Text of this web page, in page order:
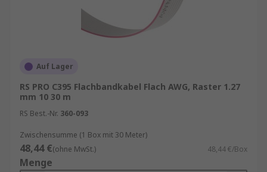
Auf Lager
RS PRO C395 Flachbandkabel Flach AWG, Raster 1.27
mm 10 30 m
RS Best.-Nr. 360-093
Zwischensumme (1 Box mit 30 Meter)
48,44 €(ohne MwSt.) 48,44 €/Box
Menge